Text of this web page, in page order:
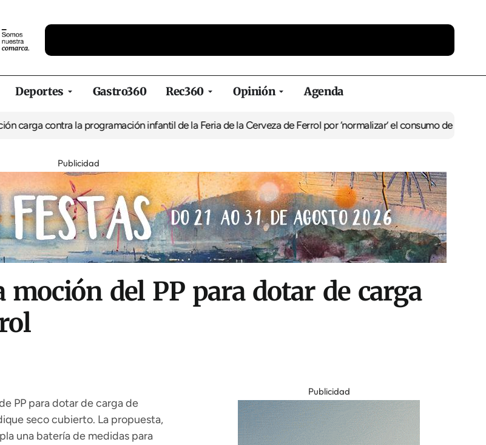
Deportes Gastro360 Rec360 Opinión Agenda
contra la programación infantil de la Feria de la Cerveza de Ferrol por ‘normalizar’ el consumo de alcohol
Publicidad
moción del PP para dotar de carga
PP para dotar de carga de
seco cubierto. La propuesta,
una batería de medidas para
Publicidad